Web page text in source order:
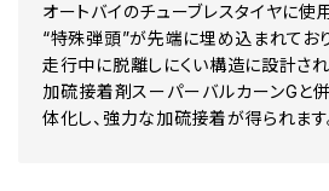
オートバイのチューブレスタイヤに使
“特殊弾頭”が先端に埋め込まれてお
走行中に脱離しにくい構造に設計され
加硫接着剤スーパーバルカーンGと
体化し、強力な加硫接着が得られます